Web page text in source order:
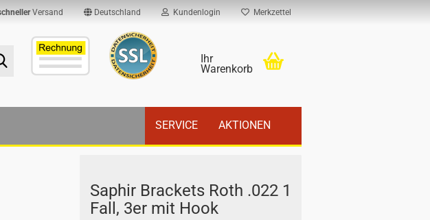
Versand Deutschland Kundenlogin Merkzettel
Suche...
Ihr
Warenkorb
SERVICE AKTIONEN
Sa­phir Bra­ckets Roth .022 1
Fall, 3er mit Hook